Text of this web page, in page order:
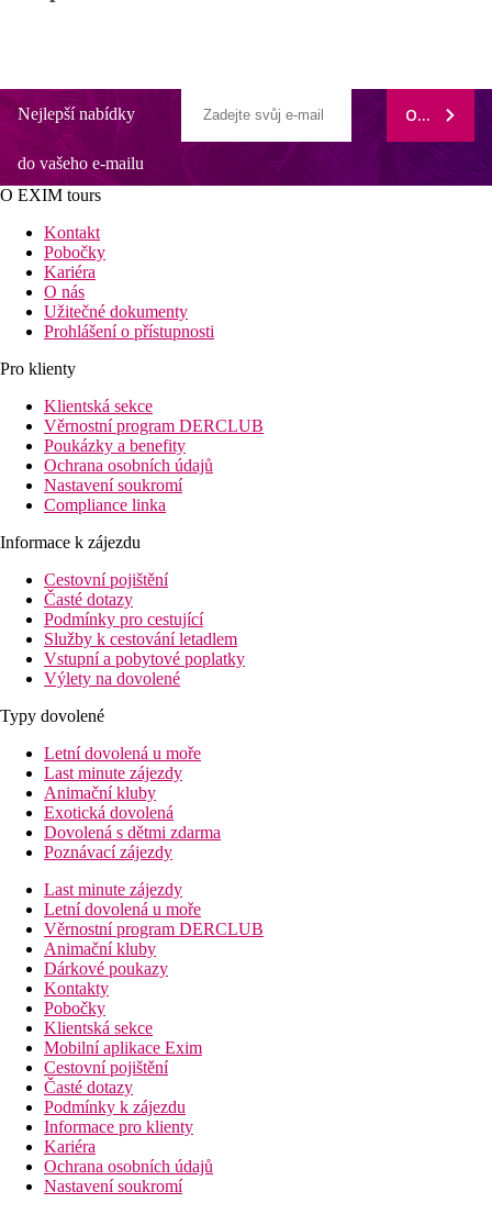
Nejlepší nabídky
do vašeho e-mailu
ODEBÍRAT
O EXIM tours
Kontakt
Pobočky
Kariéra
O nás
Užitečné dokumenty
Prohlášení o přístupnosti
Pro klienty
Klientská sekce
Věrnostní program DERCLUB
Poukázky a benefity
Ochrana osobních údajů
Nastavení soukromí
Compliance linka
Informace k zájezdu
Cestovní pojištění
Časté dotazy
Podmínky pro cestující
Služby k cestování letadlem
Vstupní a pobytové poplatky
Výlety na dovolené
Typy dovolené
Letní dovolená u moře
Last minute zájezdy
Animační kluby
Exotická dovolená
Dovolená s dětmi zdarma
Poznávací zájezdy
Last minute zájezdy
Letní dovolená u moře
Věrnostní program DERCLUB
Animační kluby
Dárkové poukazy
Kontakty
Pobočky
Klientská sekce
Mobilní aplikace Exim
Cestovní pojištění
Časté dotazy
Podmínky k zájezdu
Informace pro klienty
Kariéra
Ochrana osobních údajů
Nastavení soukromí